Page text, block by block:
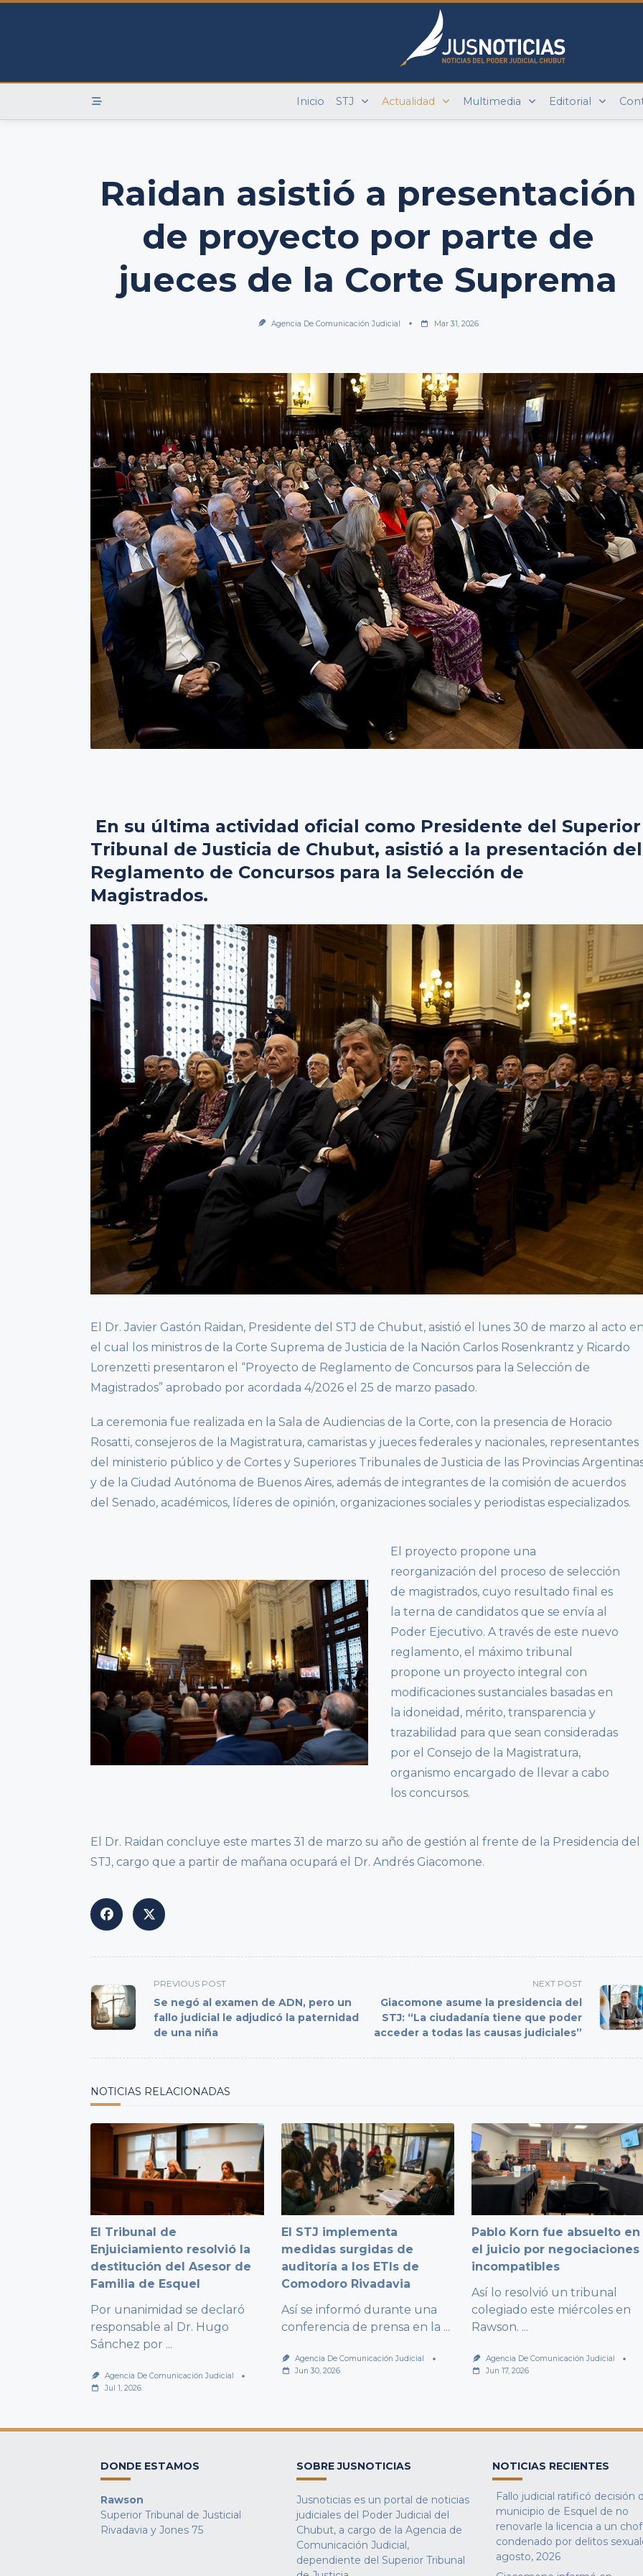
Skip
Inicio STJ Actualidad Multimedia Editorial
Raidan asistió a presentación
de proyecto por parte de
jueces de la Corte Suprema
Agencia De Comunicación Judicial Mar 31, 2026
En su última actividad oficial como Presidente del Superior
Tribunal de Justicia de Chubut, asistió a la presentación del
Reglamento de Concursos para la Selección de
Magistrados.
El Dr. Javier Gastón Raidan, Presidente del STJ de Chubut, asistió el lunes 30 de marzo al acto
el cual los ministros de la Corte Suprema de Justicia de la Nación Carlos Rosenkrantz y Ricardo
Lorenzetti presentaron el “Proyecto de Reglamento de Concursos para la Selección de
Magistrados” aprobado por acordada 4/2026 el 25 de marzo pasado.
La ceremonia fue realizada en la Sala de Audiencias de la Corte, con la presencia de Horacio
Rosatti, consejeros de la Magistratura, camaristas y jueces federales y nacionales, representantes
del ministerio público y de Cortes y Superiores Tribunales de Justicia de las Provincias
y de la Ciudad Autónoma de Buenos Aires, además de integrantes de la comisión de acuerdos
del Senado, académicos, líderes de opinión, organizaciones sociales y periodistas especializados.
El proyecto propone una
reorganización del proceso de selección
de magistrados, cuyo resultado final es
la terna de candidatos que se envía al
Poder Ejecutivo. A través de este nuevo
reglamento, el máximo tribunal
propone un proyecto integral con
modificaciones sustanciales basadas en
la idoneidad, mérito, transparencia y
trazabilidad para que sean consideradas
por el Consejo de la Magistratura,
organismo encargado de llevar a cabo
los concursos.
El Dr. Raidan concluye este martes 31 de marzo su año de gestión al frente de la Presidencia del
STJ, cargo que a partir de mañana ocupará el Dr. Andrés Giacomone.
<span
class="nav-
subtitle
screen-
PREVIOUS POST
Se negó al examen de ADN, pero un
fallo judicial le adjudicó la paternidad
de una niña
NEXT POST
Giacomone asume la presidencia del
STJ: “La ciudadanía tiene que poder
acceder a todas las causas judiciales”
NOTICIAS RELACIONADAS
El Tribunal de
Enjuiciamiento resolvió la
destitución del Asesor de
Familia de Esquel
Por unanimidad se declaró
responsable al Dr. Hugo
Sánchez por ...
Agencia De Comunicación Judicial
Jul 1, 2026
El STJ implementa
medidas surgidas de
auditoría a los ETIs de
Comodoro Rivadavia
Así se informó durante una
conferencia de prensa en la ...
Agencia De Comunicación Judicial
Jun 30, 2026
Pablo Korn fue absuelto en
el juicio por negociaciones
incompatibles
Así lo resolvió un tribunal
colegiado este miércoles en
Rawson. ...
Agencia De Comunicación Judicial
Jun 17, 2026
DONDE ESTAMOS
Rawson
Superior Tribunal de Justicial
Rivadavia y Jones 75
SOBRE JUSNOTICIAS
Jusnoticias es un portal de noticias
judiciales del Poder Judicial del
Chubut, a cargo de la Agencia de
Comunicación Judicial,
dependiente del Superior Tribunal
NOTICIAS RECIENTES
Fallo judicial ratificó decisión
municipio de Esquel de no
renovarle la licencia a un
condenado por delitos
agosto, 2026